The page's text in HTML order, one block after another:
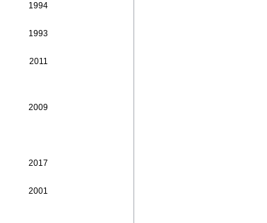
1994
1993
2011
2009
2017
2001